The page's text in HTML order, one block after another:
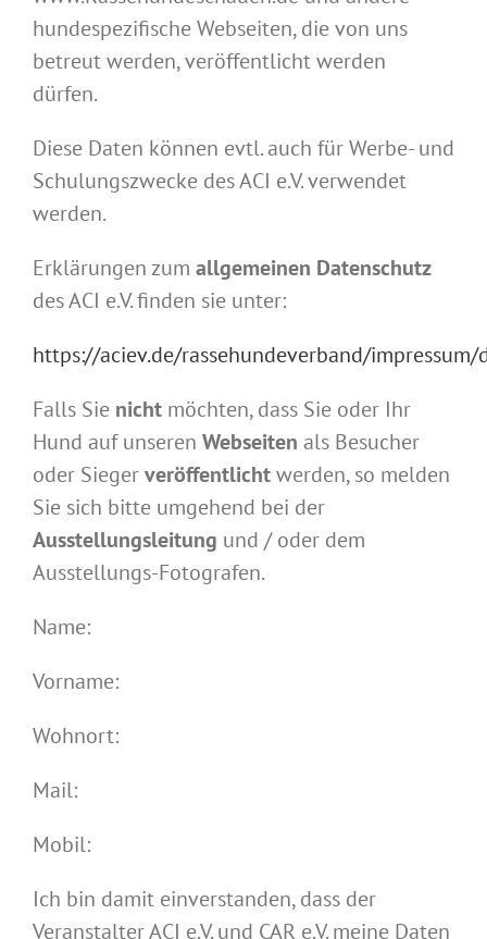
hundespezifische Webseiten, die von uns
betreut werden, veröffentlicht werden
dürfen.
Diese Daten können evtl. auch für Werbe- und
Schulungszwecke des ACI e.V. verwendet
werden.
Erklärungen zum allgemeinen Datenschutz
des ACI e.V. finden sie unter:
https://aciev.de/rassehundeverband/
Falls Sie nicht möchten, dass Sie oder Ihr
Hund auf unseren Webseiten als Besucher
oder Siegerveröffentlichtwerden, so melden
Sie sich bitte umgehend bei der
Ausstellungsleitung und / oder dem
Ausstellungs-Fotografen.
Name:
Vorname:
Wohnort:
Mail:
Mobil:
Ich bin damit einverstanden, dass der
Veranstalter ACI e.V. und CAR e.V. meine Daten